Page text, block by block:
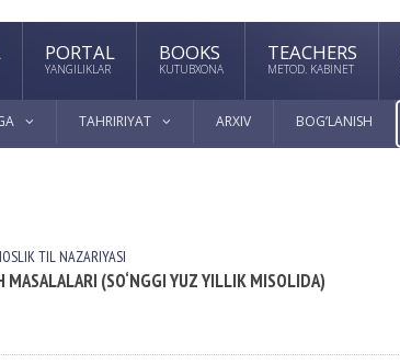
PORTAL
YANGILIKLAR
BOOKS
KUTUBXONA
TEACHERS
METOD. KABINET
TAHRIRIYAT ARXIV BOG’LANISH
TIL NАZАRIYASI
MASALALARI (SO‘NGGI YUZ YILLIK MISOLIDA)